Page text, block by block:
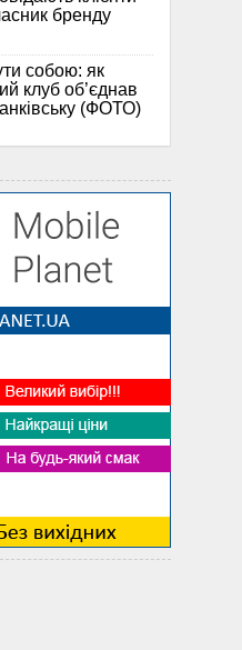
бренду
собою: як
клуб об’єднав
(ФОТО)